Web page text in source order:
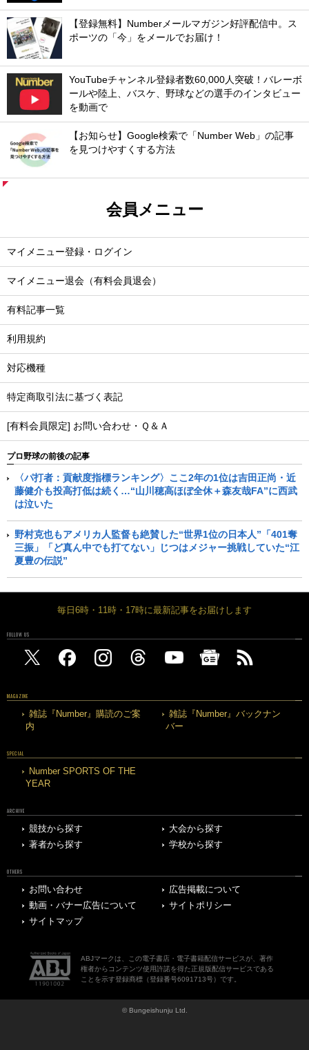
【登録無料】Numberメールマガジン好評配信中。ス
ポーツの「今」をメールでお届け！
YouTubeチャンネル登録者数60,000人突破！バレーボ
ールや陸上、バスケ、野球などの選手のインタビュー
を動画で
【お知らせ】Google検索で「Number Web」の記事
を見つけやすくする方法
会員メニュー
マイメニュー登録・ログイン
マイメニュー退会（有料会員退会）
有料記事一覧
利用規約
対応機種
特定商取引法に基づく表記
[有料会員限定] お問い合わせ・Ｑ＆Ａ
プロ野球の前後の記事
〈パ打者：貢献度指標ランキング〉ここ2年の1位は吉田正尚・近
藤健介も投高打低は続く…“山川穂高ほぼ全休＋森友哉FA”に西武
は泣いた
野村克也もアメリカ人監督も絶賛した“世界1位の日本人”「401奪
三振」「ど真ん中でも打てない」じつはメジャー挑戦していた“江
夏豊の伝説”
毎日6時・11時・17時に最新記事をお届けします
FOLLOW US
MAGAZINE
雑誌『Number』購読のご案
内
雑誌『Number』バックナン
バー
SPECIAL
Number SPORTS OF THE
YEAR
ARCHIVE
競技から探す
大会から探す
著者から探す
学校から探す
OTHERS
お問い合わせ
広告掲載について
動画・バナー広告について
サイトポリシー
サイトマップ
ABJマークは、この電子書店・電子書籍配信サービスが、著作
権者からコンテンツ使用許諾を得た正規版配信サービスである
ことを示す登録商標（登録番号6091713号）です。
© Bungeishunju Ltd.